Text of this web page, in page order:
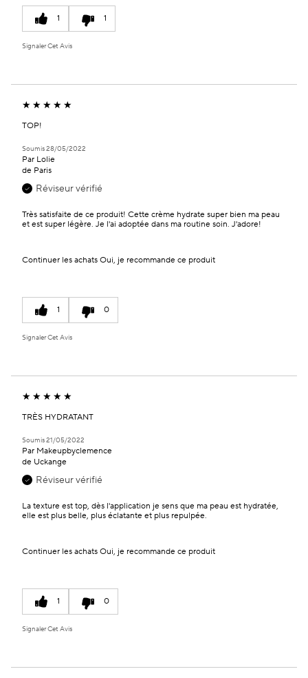
1 1
Signaler Cet Avis
TOP!
Soumis28/05/2022
Par Lolie
de Paris
Réviseur vérifié
Très satisfaite de ce produit! Cette crème hydrate super bien ma peau
et est super légère. Je l'ai adoptée dans ma routine soin. J'adore!
Continuer les achats Oui, je recommande ce produit
1 0
Signaler Cet Avis
TRÈS HYDRATANT
Soumis21/05/2022
Par Makeupbyclemence
de Uckange
Réviseur vérifié
La texture est top, dès l'application je sens que ma peau est hydratée,
elle est plus belle, plus éclatante et plus repulpée.
Continuer les achats Oui, je recommande ce produit
1 0
Signaler Cet Avis